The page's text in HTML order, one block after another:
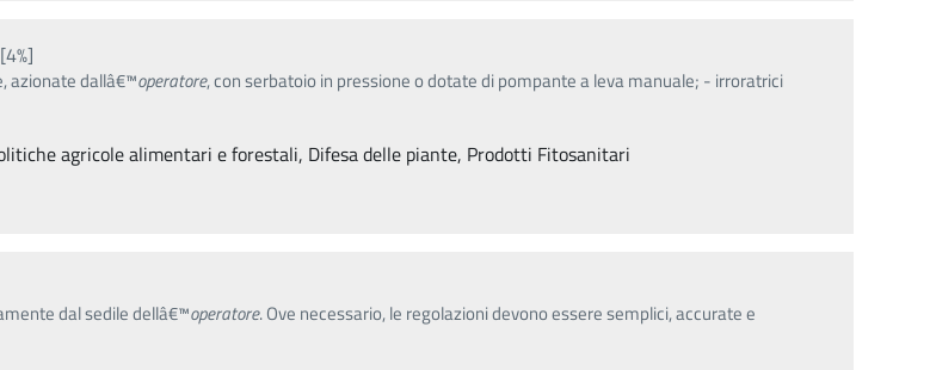
[4%]
azionate dallâ€™operatore, con serbatoio in pressione o dotate di pompante a leva manuale; - irroratrici
agricole alimentari e forestali, Difesa delle piante, Prodotti Fitosanitari
dal sedile dellâ€™operatore. Ove necessario, le regolazioni devono essere semplici, accurate e